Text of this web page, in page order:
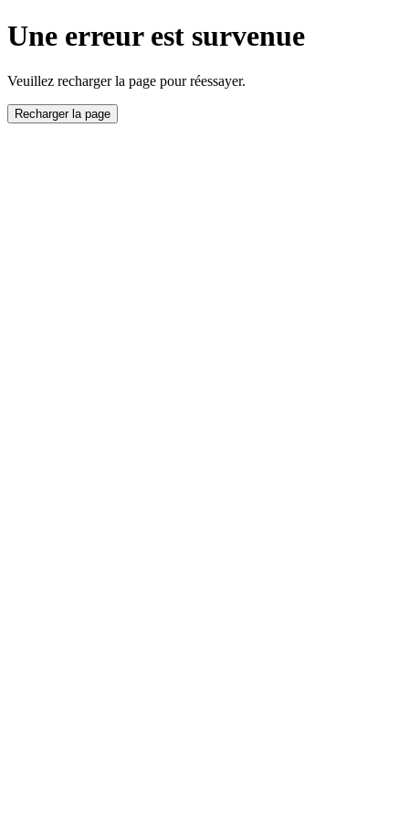
Une erreur est survenue
Veuillez recharger la page pour réessayer.
Recharger la page